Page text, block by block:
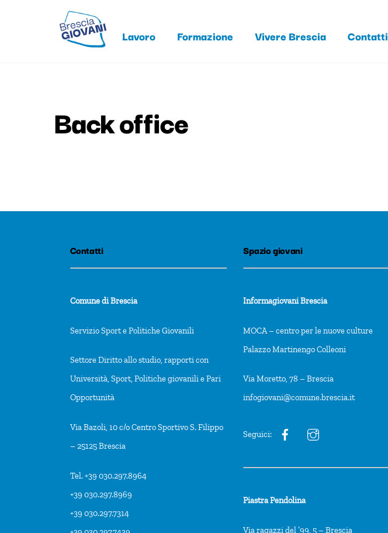
Lavoro Formazione Vivere Brescia Contatti
Back office
Contatti
Comune di Brescia
Servizio Sport e Politiche Giovanili
Settore Diritto allo studio, rapporti con
Università, Sport, Politiche giovanili e Pari
Opportunità
Via Bazoli, 10 c/o Centro Sportivo S. Filippo
– 25125 Brescia
Tel. +39 030.297.8964
+39 030.297.8969
+39 030.297.7314
Spazio giovani
Informagiovani Brescia
MOCA – centro per le nuove culture
Palazzo Martinengo Colleoni
Via Moretto, 78 – Brescia
infogiovani@comune.brescia.it
Seguici:
Piastra Pendolina
Via ragazzi del ’99, 5 – Brescia